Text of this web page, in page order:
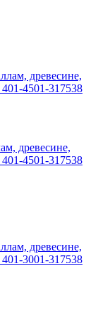
древесине,
4501-317538